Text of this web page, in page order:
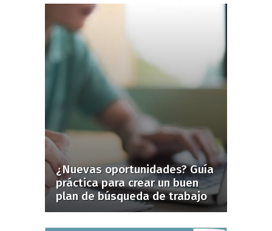
¿Nuevas oportunidades? Guía
práctica para crear un buen
plan de búsqueda de trabajo